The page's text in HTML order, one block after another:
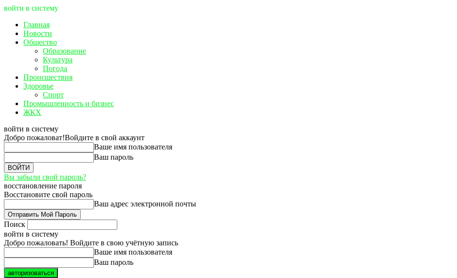
войти в систему
Главная
Новости
Общество
Образование
Культура
Погода
Происшествия
Здоровье
Спорт
Промышленность и бизнес
ЖКХ
войти в систему
Добро пожаловат!Войдите в свой аккаунт
Ваше имя пользователя
Ваш пароль
Вы забыли свой пароль?
восстановление пароля
Восстановите свой пароль
Ваш адрес электронной почты
Поиск
войти в систему
Добро пожаловать! Войдите в свою учётную запись
Ваше имя пользователя
Ваш пароль